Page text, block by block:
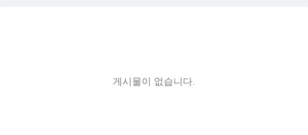
게시물이 없습니다.